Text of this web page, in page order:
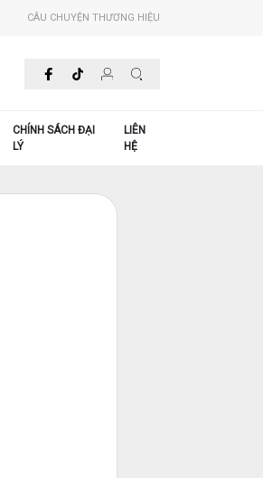
CÂU CHUYỆN THƯƠNG HIỆU
CHÍNH SÁCH ĐẠI
LÝ
LIÊN
HỆ